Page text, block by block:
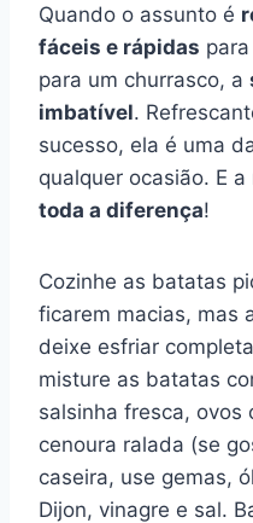
Quando o assunto é
fáceis e rápidas
para um churrasco, a
imbatível.
sucesso, ela é uma
qualquer ocasião. E a
toda a diferença!
Cozinhe as batatas
ficarem macias, mas
deixe esfriar
misture as batatas
salsinha fresca, ovos
cenoura ralada (se
caseira, use gemas,
Dijon, vinagre e sal.